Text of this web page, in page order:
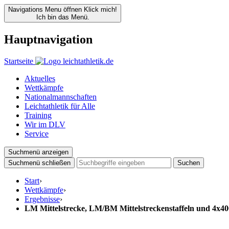
Navigations Menu öffnen Klick mich!
Ich bin das Menü.
Hauptnavigation
Startseite
Aktuelles
Wettkämpfe
Nationalmannschaften
Leichtathletik für Alle
Training
Wir im DLV
Service
Suchmenü anzeigen
Suchmenü schließen
Suchen
Start›
Wettkämpfe›
Ergebnisse›
LM Mittelstrecke, LM/BM Mittelstreckenstaffeln und